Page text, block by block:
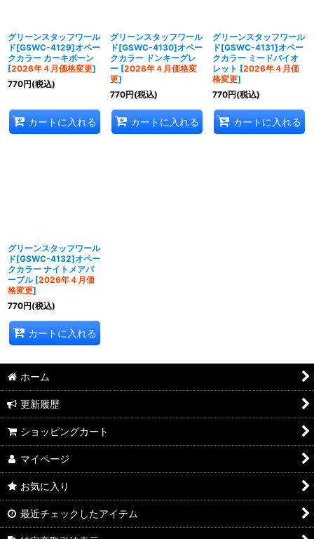
グリーンスタッフワール
ド[GSWC-4129]オペー
クカラー カーキボーン
[2026年４月価格変更]
770円(税込)
カートに入れる
グリーンスタッフワール
ド[GSWC-4130]オペー
クカラー ドンキーグレ
ー [2026年４月価格変
更]
770円(税込)
カートに入れる
グリーンスタッフワール
ド[GSWC-4131]オペー
クカラー ミードバイオ
レット [2026年４月価
格変更]
770円(税込)
カートに入れる
グリーンスタッフワール
ド[GSWC-4132]オペー
クカラー ナイトメアパ
ープル [2026年４月価
格変更]
770円(税込)
カートに入れる
ホーム
更新履歴
ショッピングカート
マイページ
お気に入り
最近チェックしたアイテム